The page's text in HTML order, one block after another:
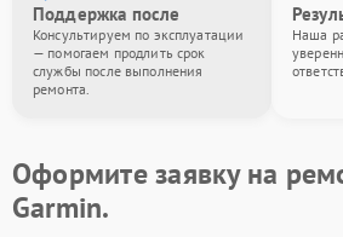
Поддержка после
Консультируем по эксплуатации
— помогаем продлить срок
службы после выполнения
ремонта.
Наша
Оформите заявку на
Garmin.